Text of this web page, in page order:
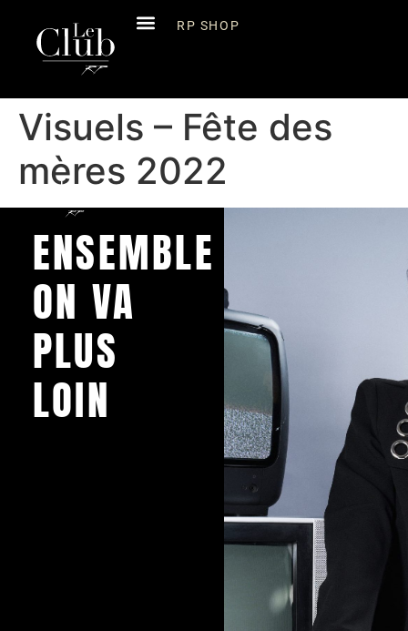
RP SHOP
Visuels – Fête des
mères 2022
ENSEMBLE
ON VA
PLUS
LOIN